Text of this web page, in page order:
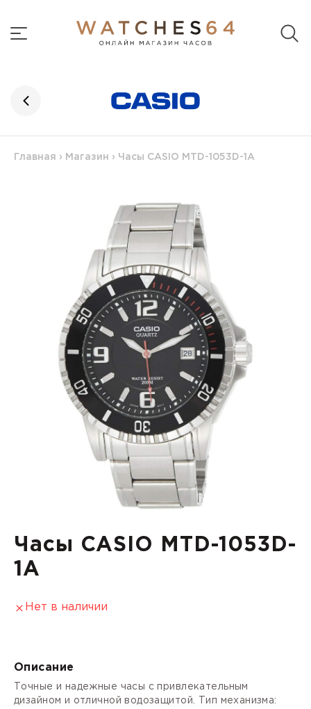
Главная › Магазин › Часы CASIO MTD-1053D-1A
Часы CASIO MTD-1053D-
1A
Нет в наличии
Описание
Точные и надежные часы с привлекательным
дизайном и отличной водозащитой. Тип механизма: